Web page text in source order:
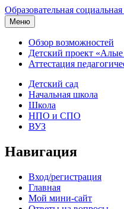
Образовательная социальная
Меню
Обзор возможностей
Детский проект «Алые
Аттестация
Детский сад
Начальная школа
Школа
НПО и СПО
ВУЗ
Навигация
Вход/регистрация
Главная
Мой мини-сайт